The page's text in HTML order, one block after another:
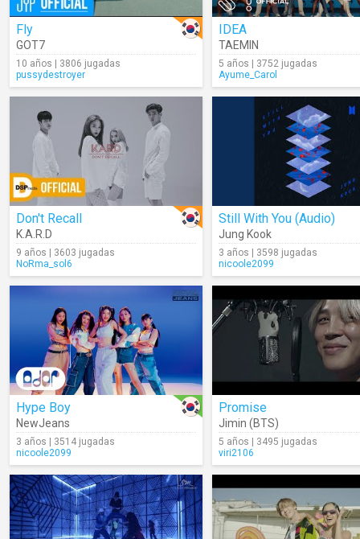
Fly
GOT7
10 años | 3806 jugadas
pussydestroyer
IDEA
TAEMIN
5 años | 3752 jugadas
Ayume_Carol
Don't Recall
K.A.R.D
9 años | 3603 jugadas
NoRma_sol6
Still With You (Audio)
Jung Kook
3 años | 3598 jugadas
nicoole2099
Hype Boy
NewJeans
3 años | 3514 jugadas
nicoole2099
Promise
Jimin (BTS)
5 años | 3495 jugadas
viri2106